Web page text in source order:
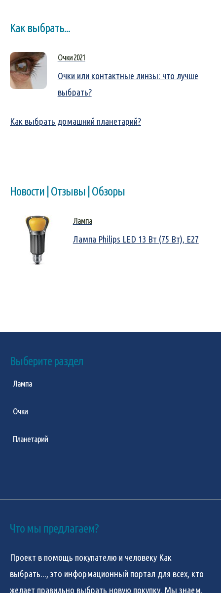
Как выбрать...
Очки 2021
Очки или контактные линзы: что лучше
выбрать?
Как выбрать домашний планетарий?
Новости | Отзывы | Обзоры
Лампа
Лампа Philips LED 13 Вт (75 Вт), E27
Выберите раздел
Лампа
Очки
Планетарий
Что мы предлагаем?
Проект в помощь покупателю и человеку Как
выбрать..., это информационный портал для всех, кто
желает правильно выбрать новую покупку. Мы знаем,